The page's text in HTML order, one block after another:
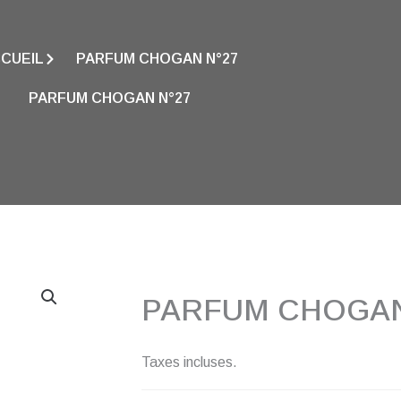
PARFUM CHOGAN N°27
PARFUM CHOGAN N°27
PARFUM
Taxes incluses.